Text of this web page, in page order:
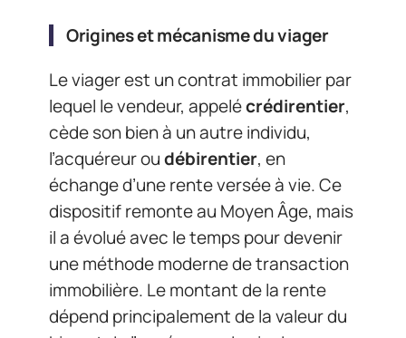
Origines et mécanisme du viager
Le viager est un contrat immobilier par
lequel le vendeur, appelécrédirentier,
cède son bien à un autre individu,
l’acquéreur oudébirentier, en
échange d’une rente versée à vie. Ce
dispositif remonte au Moyen Âge, mais
il a évolué avec le temps pour devenir
une méthode moderne de transaction
immobilière. Le montant de la rente
dépend principalement de la valeur du